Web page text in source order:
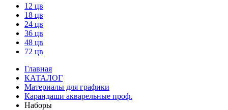
12 цв
18 цв
24 цв
36 цв
48 цв
72 цв
Главная
КАТАЛОГ
Материалы для графики
Карандаши акварельные проф.
Наборы